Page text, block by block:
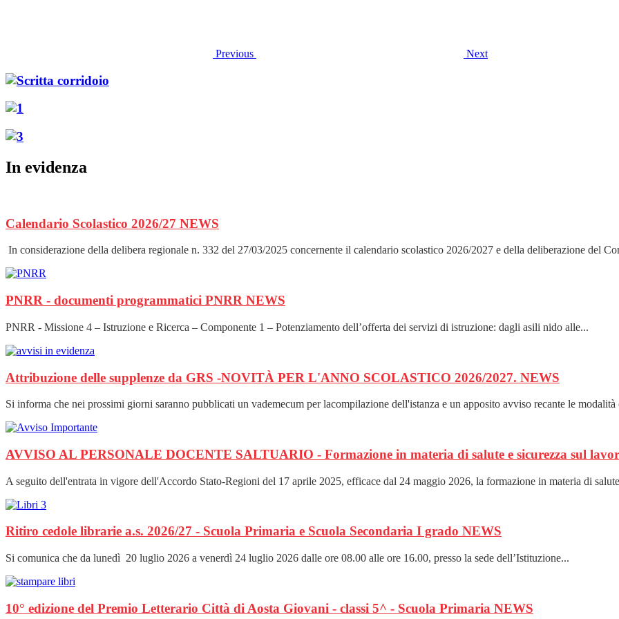
Previous Next
In evidenza
Calendario Scolastico 2026/27 NEWS
In considerazione della delibera regionale n. 332 del 27/03/2025 concernente il calendario scolastico 2026/2027 e della deliberazione del
PNRR - documenti programmatici PNRR NEWS
PNRR - Missione 4 – Istruzione e Ricerca – Componente 1 – Potenziamento dell’offerta dei servizi di istruzione: dagli asili nido alle...
Attribuzione delle supplenze da GRS -NOVITÀ PER L'ANNO SCOLASTICO 2026/2027. NEWS
Si informa che nei prossimi giorni saranno pubblicati un vademecum per lacompilazione dell'istanza e un apposito avviso recante le modalità
AVVISO AL PERSONALE DOCENTE SALTUARIO - Formazione in materia di salute e sicurezza sul
A seguito dell'entrata in vigore dell'Accordo Stato-Regioni del 17 aprile 2025, efficace dal 24 maggio 2026, la formazione in materia di
Ritiro cedole librarie a.s. 2026/27 - Scuola Primaria e Scuola Secondaria I grado NEWS
Si comunica che da lunedì 20 luglio 2026 a venerdì 24 luglio 2026 dalle ore 08.00 alle ore 16.00, presso la sede dell’Istituzione...
10° edizione del Premio Letterario Città di Aosta Giovani - classi 5^ - Scuola Primaria NEWS